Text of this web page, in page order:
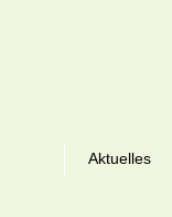
Aktuelles